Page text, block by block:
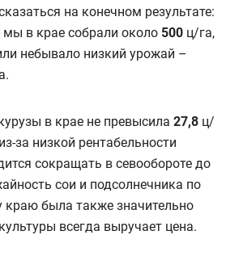
на конечном результате:
мы в крае собрали около 500 ц/га,
небывало низкий урожай –
в крае не превысила 27,8 ц/
за низкой рентабельности
сокращать в севообороте до
сои и подсолнечника по
краю была также значительно
всегда выручает цена.